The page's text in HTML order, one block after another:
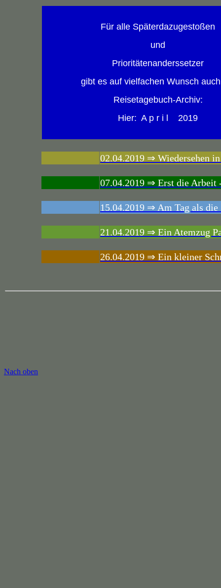
Für alle Späterdazugestoßen
und
Prioritätenanderssetzer
gibt es auf vielfachen Wunsch
Reisetagebuch-Archiv:
Hier: A p r i l 2019
02.04.2019 ⇒ Wiedersehen
07.04.2019 ⇒ Erst die Arbeit
15.04.2019 ⇒ Am Tag als die
21.04.2019 ⇒ Ein Atemzug
26.04.2019 ⇒ Ein kleiner
Nach oben